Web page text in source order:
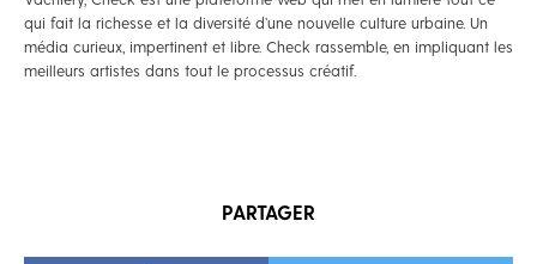
qui fait la richesse et la diversité d’une nouvelle culture urbaine. Un
média curieux, impertinent et libre. Check rassemble, en impliquant les
meilleurs artistes dans tout le processus créatif.
PARTAGER